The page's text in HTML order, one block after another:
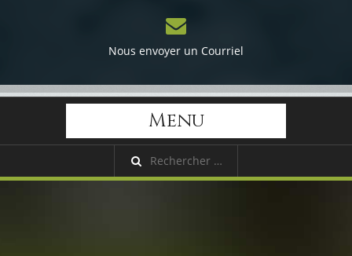
Nous envoyer un Courriel
Menu